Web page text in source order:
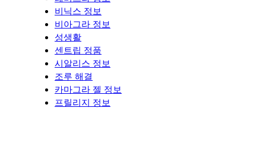
비닉스 정보
비아그라 정보
성생활
센트립 정품
시알리스 정보
조루 해결
카마그라 젤 정보
프릴리지 정보